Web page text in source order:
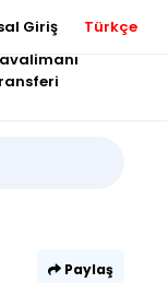
Giriş Türkçe
Paylaş